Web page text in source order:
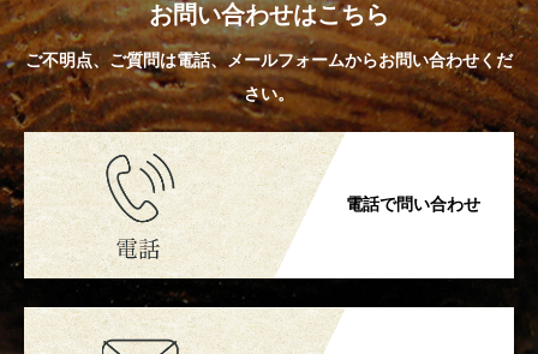
お問い合わせはこちら
ご不明点、ご質問は電話、メールフォームからお問い合わせくだ
さい。
電話で問い合わせ